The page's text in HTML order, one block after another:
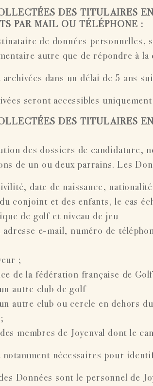
DES TITULAIRES
PAR MAIL OU TÉLÉPHONE :
de données personnelles,
autre que de répondre à la
archivées dans un délai de 5 ans
seront accessibles
DES TITULAIRES
des dossiers de candidature,
de un ou deux parrains. Les
date de naissance,
conjoint et des enfants, le cas
de golf et niveau de jeu
e-mail, numéro de
;
de la fédération française de
autre club de golf
autre club ou cercle en dehors
membres de Joyenval dont le
notamment nécessaires pour
Données sont le personnel de